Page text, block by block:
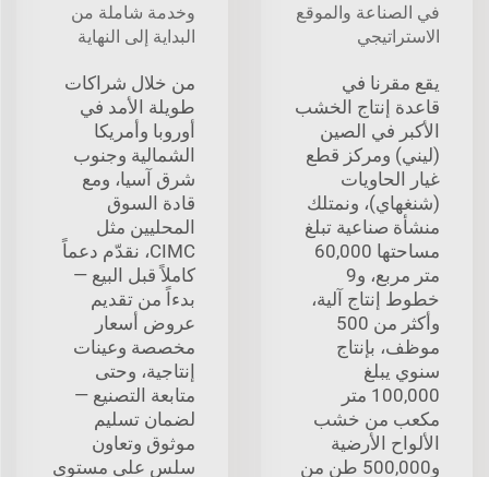
في الصناعة والموقع
الاستراتيجي
يقع مقرنا في
قاعدة إنتاج الخشب
الأكبر في الصين
(ليني) ومركز قطع
غيار الحاويات
(شنغهاي)، ونمتلك
منشأة صناعية تبلغ
مساحتها 60,000
متر مربع، و9
خطوط إنتاج آلية،
وأكثر من 500
موظف، بإنتاج
سنوي يبلغ
100,000 متر
مكعب من خشب
الألواح الأرضية
و500,000 طن من
وخدمة شاملة من
البداية إلى النهاية
من خلال شراكات
طويلة الأمد في
أوروبا وأمريكا
الشمالية وجنوب
شرق آسيا، ومع
قادة السوق
المحليين مثل
CIMC، نقدّم دعماً
كاملاً قبل البيع —
بدءاً من تقديم
عروض أسعار
مخصصة وعينات
إنتاجية، وحتى
متابعة التصنيع —
لضمان تسليم
موثوق وتعاون
سلس على مستوى